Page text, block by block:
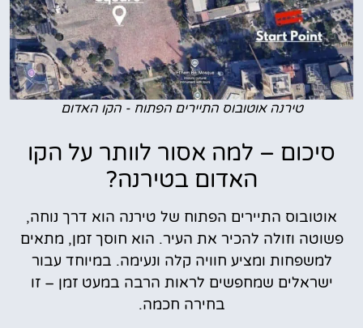
טירנה אוטובוס התיירים הפתוח - הקו האדום
סיכום – למה אסור לוותר על הקו
האדום בטירנה?
אוטובוס התיירים הפתוח של טירנה הוא דרך נוחה,
פשוטה וזולה להכיר את העיר. הוא חוסך זמן, מתאים
למשפחות ומציע חוויה קלה ונעימה. במיוחד עבור
ישראלים שמחפשים לראות הרבה במעט זמן – זו
בחירה חכמה.